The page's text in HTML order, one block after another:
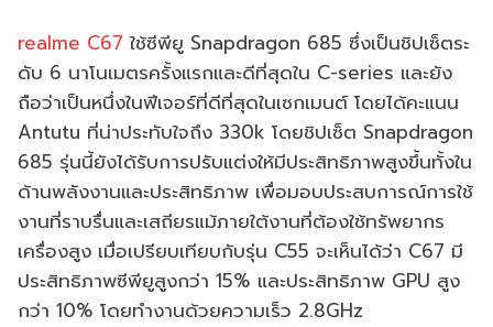
realme C67 ใช้ซีพียู Snapdragon 685 ซึ่งเป็นชิปเซ็ตระ
ดับ 6 นาโนเมตรครั้งแรกและดีที่สุดใน C-series และยัง
ถือว่าเป็นหนึ่งในฟีเจอร์ที่ดีที่สุดในเซกเมนต์ โดยได้คะแนน
Antutu ที่น่าประทับใจถึง 330k โดยชิปเซ็ต Snapdragon
685 รุ่นนี้ยังได้รับการปรับแต่งให้มีประสิทธิภาพสูงขึ้นทั้งใน
ด้านพลังงานและประสิทธิภาพ เพื่อมอบประสบการณ์การใช้
งานที่ราบรื่นและเสถียรแม้ภายใต้งานที่ต้องใช้ทรัพยากร
เครื่องสูง เมื่อเปรียบเทียบกับรุ่น C55 จะเห็นได้ว่า C67 มี
ประสิทธิภาพซีพียูสูงกว่า 15% และประสิทธิภาพ GPU สูง
กว่า 10% โดยทำงานด้วยความเร็ว 2.8GHz